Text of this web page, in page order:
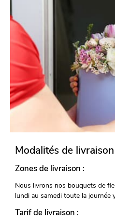
Modalités de livraison
Zones de livraison :
Nous livrons nos bouquets de
lundi au samedi toute la journée
Tarif de livraison :